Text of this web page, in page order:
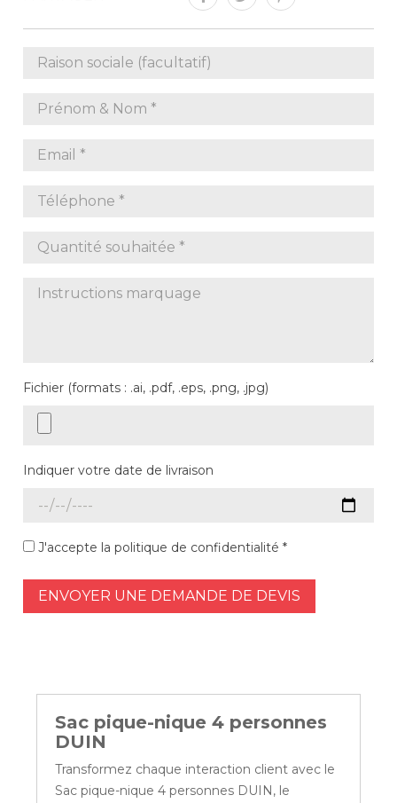
Fichier (formats : .ai, .pdf, .eps, .png, .jpg)
Indiquer votre date de livraison
J'accepte la politique de confidentialité *
ENVOYER UNE DEMANDE DE DEVIS
Sac pique-nique 4 personnes
DUIN
Transformez chaque interaction client avec le
Sac pique-nique 4 personnes DUIN, le